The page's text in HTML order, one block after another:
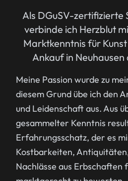
Als DGuSV-zertifizierte
verbinde ich Herzblut
Marktkenntnis für
Ankauf in
Meine Passion wurde zu
diesem Grund übe ich den
und Leidenschaft aus. Aus
gesammelter Kenntnis
Erfahrungsschatz, der es
Kostbarkeiten,
Nachlässe aus Erbschaften